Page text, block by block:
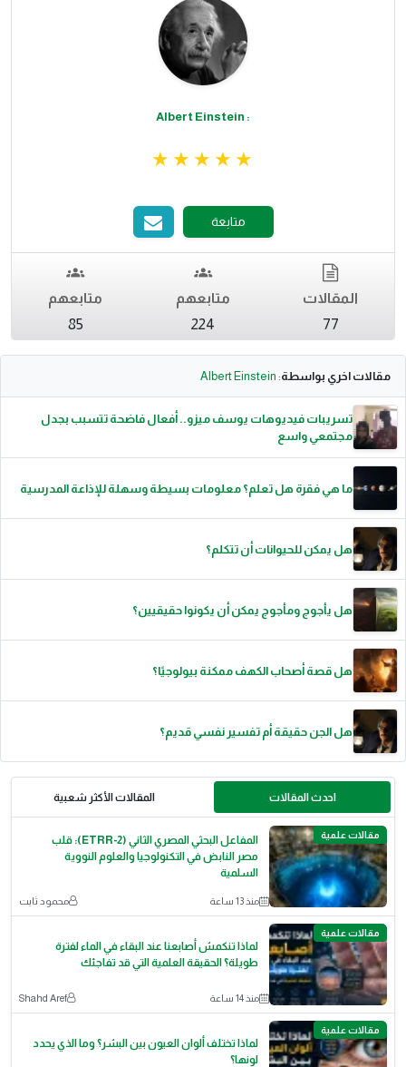
: Albert Einstein
متابعة
المقالات
77
متابعهم
224
متابعهم
85
مقالات اخري بواسطة: Albert Einstein
تسريبات فيديوهات يوسف ميزو.. أفعال فاضحة تتسبب بجدل
مجتمعي واسع
ما هي فقرة هل تعلم؟ معلومات بسيطة وسهلة للإذاعة المدرسية
هل يمكن للحيوانات أن تتكلم؟
هل يأجوج ومأجوج يمكن أن يكونوا حقيقيين؟
هل قصة أصحاب الكهف ممكنة بيولوجيًا؟
هل الجن حقيقة أم تفسير نفسي قديم؟
احدث المقالات المقالات الأكثر شعبية
مقالات علمية
المفاعل البحثي المصري الثاني (ETRR-2): قلب
مصر النابض في التكنولوجيا والعلوم النووية
السلمية
منذ 13 ساعة محمود ثابت
مقالات علمية
لماذا تنكمش أصابعنا عند البقاء في الماء لفترة
طويلة؟ الحقيقة العلمية التي قد تفاجئك
منذ 14 ساعة Shahd Aref
مقالات علمية
لماذا تختلف ألوان العيون بين البشر؟ وما الذي يحدد
لونها؟